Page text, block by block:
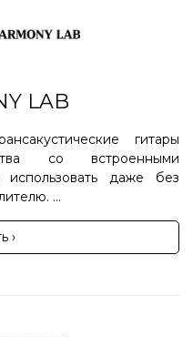
LAB
гитары
со встроенными
даже без
...
›